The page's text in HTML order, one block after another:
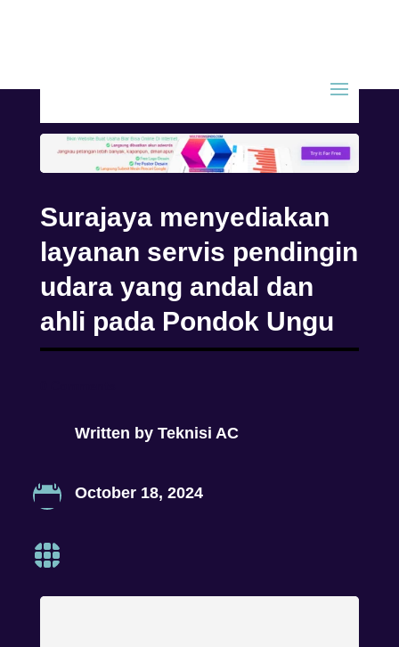
Surajaya menyediakan
layanan servis pendingin
udara yang andal dan
ahli pada Pondok Ungu
Written by Teknisi AC
 October 18, 2024
